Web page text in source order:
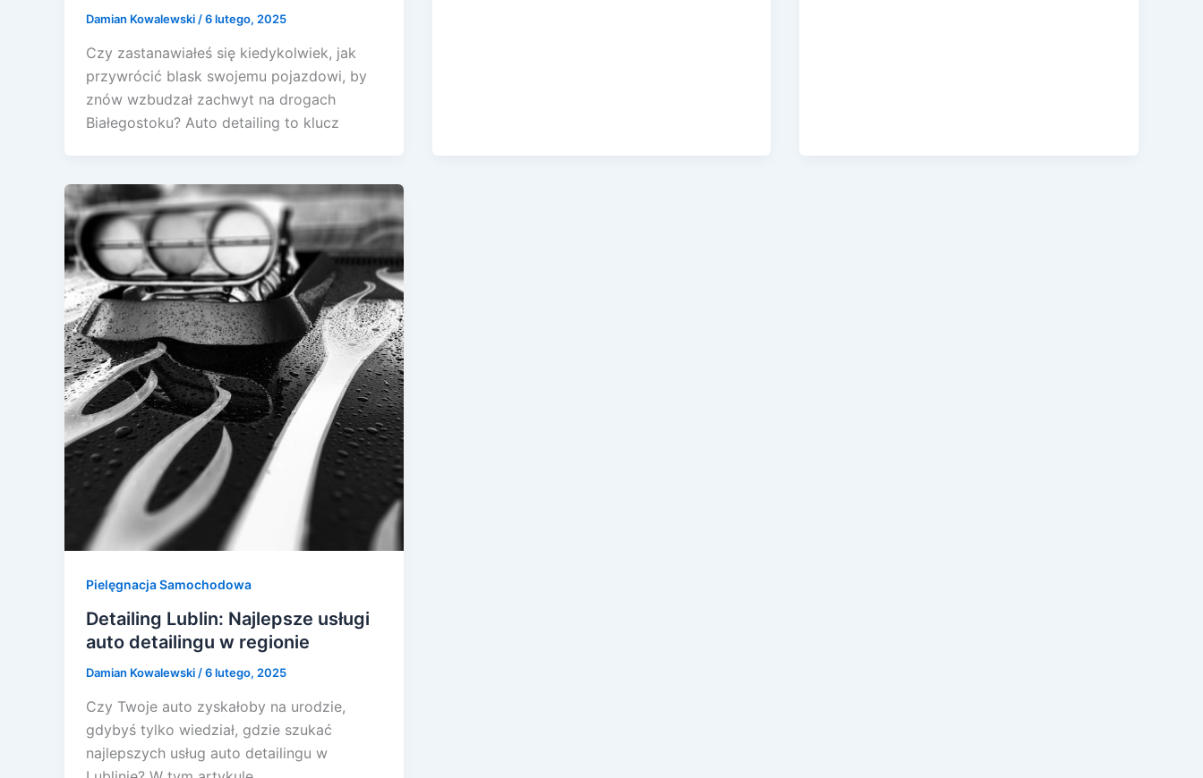
Damian Kowalewski /6 lutego, 2025
Czy zastanawiałeś się kiedykolwiek, jak
przywrócić blask swojemu pojazdowi, by
znów wzbudzał zachwyt na drogach
Białegostoku? Auto detailing to klucz
Pielęgnacja Samochodowa
Detailing Lublin: Najlepsze usługi
auto detailingu w regionie
Damian Kowalewski /6 lutego, 2025
Czy Twoje auto zyskałoby na urodzie,
gdybyś tylko wiedział, gdzie szukać
najlepszych usług auto detailingu w